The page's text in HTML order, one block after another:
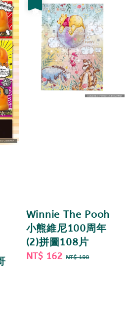
Winnie The Pooh
小熊維尼100周年
(2)拼圖108片
Sale
NT$ 162 Regular
NT$ 190